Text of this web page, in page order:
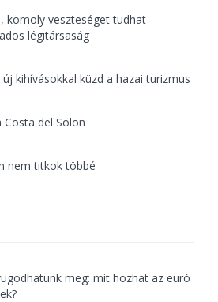
komoly veszteséget tudhat
légitársaság
kihívásokkal küzd a hazai turizmus
del Solon
nem titkok többé
meg: mit hozhat az euró